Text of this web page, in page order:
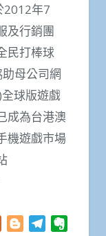
2012年7
及行銷團
民打棒球
母公司網
球版遊戲
成為台港澳
機遊戲市場
Plurk BloggerTelegram